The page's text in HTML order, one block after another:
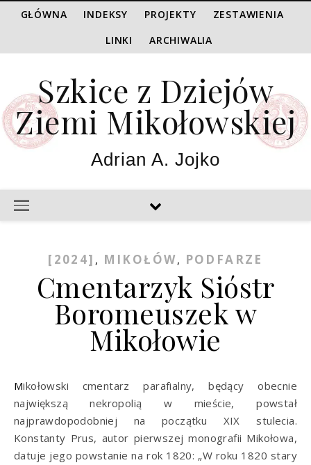
GŁÓWNA INDEKSY PROJEKTY
ZESTAWIENIA
LINKI
ARCHIWALIA
Szkice z Dziejów
Ziemi Mikołowskiej
Adrian A. Jojko
[2024] , MIKOŁÓW, PODFARZE
Cmentarzyk Sióstr
Boromeuszek w
Mikołowie
Mikołowski cmentarz parafialny, będący obecnie
największą nekropolią w mieście, powstał
najprawdopodobniej na początku XIX stulecia.
Konstanty Prus, autor pierwszej monografii Mikołowa,
datuje jego powstanie na rok 1820: „W roku 1820 stary